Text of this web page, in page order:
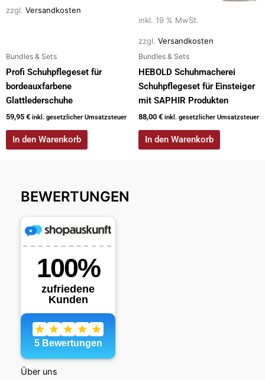
zzgl. Versandkosten
Bundles & Sets
Profi Schuhpflegeset für
bordeauxfarbene
Glattlederschuhe
59,95 € inkl. gesetzlicher Umsatzsteuer
In den Warenkorb
inkl. 19 % MwSt.
zzgl. Versandkosten
Bundles & Sets
HEBOLD Schuhmacherei
Schuhpflegeset für Einsteiger
mit SAPHIR Produkten
88,00 € inkl. gesetzlicher Umsatzsteuer
In den Warenkorb
BEWERTUNGEN
Über uns